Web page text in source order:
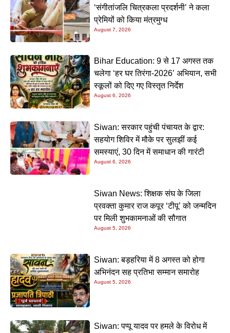
‘संगीतांजलि चित्रकला प्रदर्शनी’ ने कला
प्रेमियों को किया मंत्रमुग्ध
August 7, 2026
Bihar Education: 9 से 17 अगस्त तक
चलेगा ‘हर घर तिरंगा-2026’ अभियान, सभी
स्कूलों को दिए गए विस्तृत निर्देश
August 6, 2026
Siwan: सरकार पहुंची पंचायत के द्वार:
सहयोग शिविर में मौके पर सुलझीं कई
समस्याएं, 30 दिन में समाधान की गारंटी
August 6, 2026
Siwan News: शिक्षक संघ के जिला
प्रवक्ता कुमार राज कपूर ‘टीपू’ को जन्मदिन
पर मिली शुभकामनाओं की सौगात
August 5, 2026
Siwan: बड़हरिया में 8 अगस्त को होगा
अभिनंदन सह प्रतिभा सम्मान समारोह
August 5, 2026
Siwan: पप्पू यादव पर हमले के विरोध में